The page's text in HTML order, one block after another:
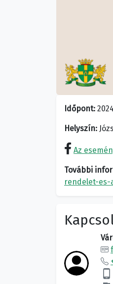
Időpont:
Helyszín:
Az
További
rendelet-
phone_android